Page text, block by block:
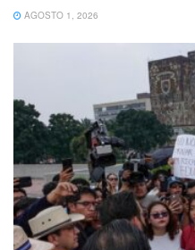
AGOSTO 1, 2026